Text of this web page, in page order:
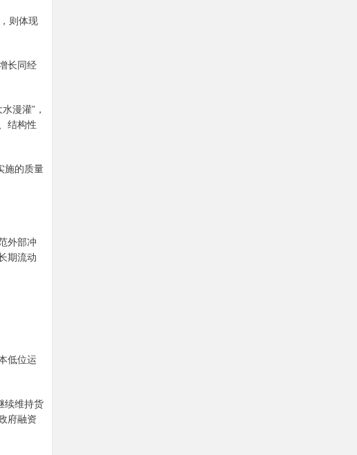
则体现
长同经
漫灌”，
结构性
施的质量
外部冲
期流动
低位运
续维持货
府融资